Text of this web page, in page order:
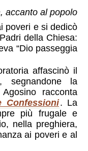
accanto al popolo
poveri e si dedicò
della Chiesa:
“Dio passeggia
affascinò il
segnandone la
racconta
Confessioni. La
più frugale e
nella preghiera,
ai poveri e al